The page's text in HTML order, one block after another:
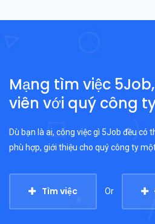
Mạng tìm việc
viên với quý công
Dù bạn là ai, công việc gì 5Job đều có
phù hợp, giới thiệu cho quý công ty
Tìm việc Or